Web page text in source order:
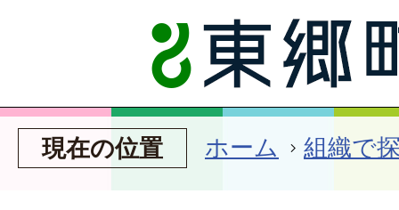
現在の位置 ホーム 組織で